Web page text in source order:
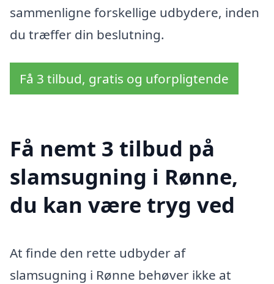
sammenligne forskellige udbydere, inden
du træffer din beslutning.
Få 3 tilbud, gratis og uforpligtende
Få nemt 3 tilbud på
slamsugning i Rønne,
du kan være tryg ved
At finde den rette udbyder af
slamsugning i Rønne behøver ikke at